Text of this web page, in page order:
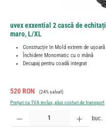
uvex exxential 2 cască de
maro, L/XL
Construcție In Mold extrem de ușoară
Închidere Monomatic cu o mână
Decupaj pentru coadă integrat
Preț de vânzare:
520 RON Preț obișnuit:
(24% salvat)
Prețuri cu TVA inclus, plus costuri de transport
Cantitate produs: Introduceți cantitatea
buc.